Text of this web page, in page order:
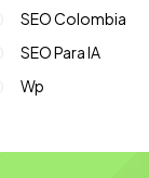
SEO Colombia
SEO Para IA
Wp